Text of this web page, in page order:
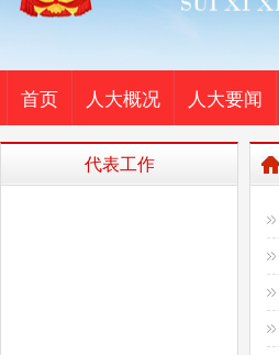
首页 人大概况 人大要闻
代表工作